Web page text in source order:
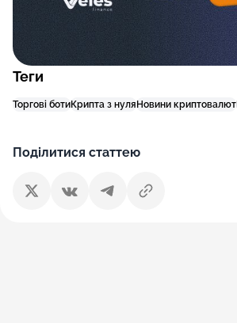
Теги
Торгові ботиКрипта з нуля Новини криптовалют
Поділитися статтею